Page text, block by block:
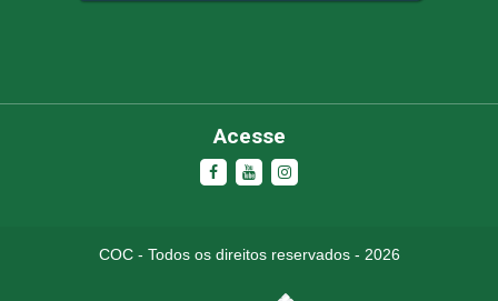
Acesse
COC - Todos os direitos reservados - 2026